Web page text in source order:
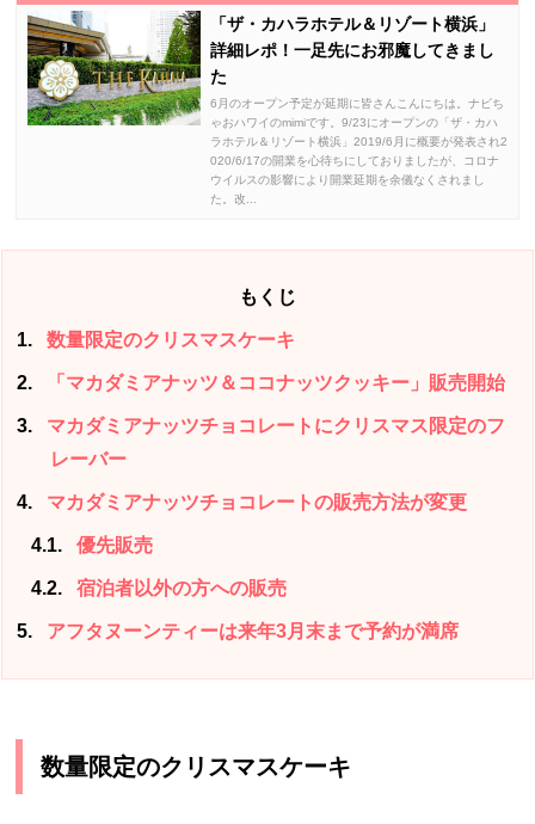
「ザ・カハラホテル＆リゾート横浜」
詳細レポ！一足先にお邪魔してきまし
た
6月のオープン予定が延期に皆さんこんにちは。ナビち
ゃおハワイのmimiです。9/23にオープンの「ザ・カハ
ラホテル＆リゾート横浜」2019/6月に概要が発表され2
020/6/17の開業を心待ちにしておりましたが、コロナ
ウイルスの影響により開業延期を余儀なくされまし
た。改...
もくじ
1 数量限定のクリスマスケーキ
2 「マカダミアナッツ＆ココナッツクッキー」販売開始
3
マカダミアナッツチョコレートにクリスマス限定のフ
レーバー
4 マカダミアナッツチョコレートの販売方法が変更
4.1 優先販売
4.2 宿泊者以外の方への販売
5 アフタヌーンティーは来年3月末まで予約が満席
数量限定のクリスマスケーキ